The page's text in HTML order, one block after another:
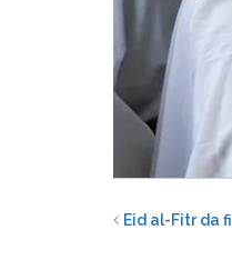
Eid al-Fitr da